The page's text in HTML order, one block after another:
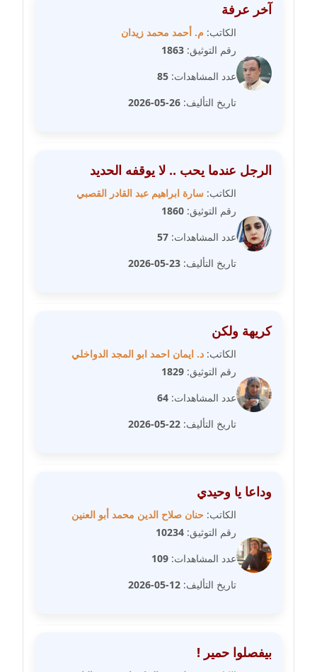
مدونة عبير محمد
عاملة
مدونة عبير مصطفى
مدونة عزة بركة
عاملة
مدونة عطا الله حسب الله
مدونة علا ابو السعادات
عاملة
عاملة
مدونة علي الصادق
عاملة
عاملة
مدونة عمرو عاطف
آخر عرفة
الكاتب: م. أحمد محمد زيدان
رقم التوثيق: 1863
عدد المشاهدات: 85
تاريخ التأليف: 26-05-2026
الرجل عندما يحب .. لا يوقفه الحديد
الكاتب: سارة ابراهيم عبد القادر القصبي
رقم التوثيق: 1860
عدد المشاهدات: 57
تاريخ التأليف: 23-05-2026
كريهة ولكن
الكاتب: د. ايمان احمد ابو المجد الدواخلي
رقم التوثيق: 1829
عدد المشاهدات: 64
تاريخ التأليف: 22-05-2026
وداعا يا وحيدي
الكاتب: حنان صلاح الدين محمد أبو العنين
رقم التوثيق: 10234
عدد المشاهدات: 109
تاريخ التأليف: 12-05-2026
بيفصلوا حمير !